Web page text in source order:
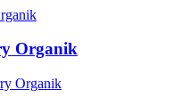
Organik